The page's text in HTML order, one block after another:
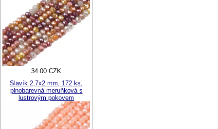
34.00 CZK
Slavík 2,7x2 mm, 172 ks,
plnobarevná meruňková s
lustrovým pokovem